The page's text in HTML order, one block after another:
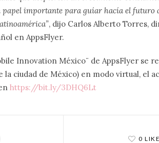
papel importante para guíar hacía el futuro
, dijo Carlos Alberto Torres,
en AppsFlyer.
Innovation México¨ de AppsFlyer se
la ciudad de México) en modo virtual, el
https://bit.ly/3DHQ6Lt
0